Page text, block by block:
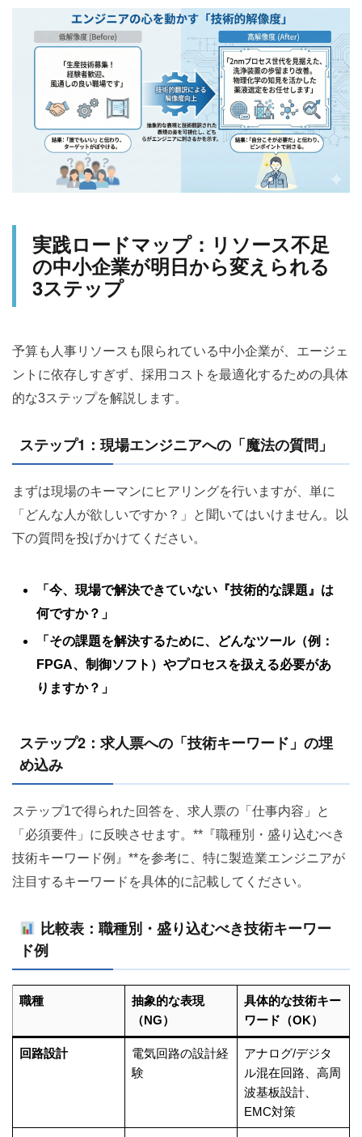
実践ロードマップ：リソース不足
の中小企業が明日から変えられる
3ステップ
予算も人事リソースも限られている中小企業が、エージェ
ントに依存しすぎず、採用コストを最適化するための具体
的な3ステップを解説します。
ステップ1：現場エンジニアへの「魔法の質問」
まずは現場のキーマンにヒアリングを行いますが、単に
「どんな人が欲しいですか？」と聞いてはいけません。以
下の質問を投げかけてください。
「今、現場で解決できていない『技術的な課題』は
何ですか？」
「その課題を解決するために、どんなツール（例：
FPGA、制御ソフト）やプロセスを扱える必要があ
りますか？」
ステップ2：求人票への「技術キーワード」の埋
め込み
ステップ1で得られた回答を、求人票の「仕事内容」と
「必須要件」に反映させます。**『職種別・盛り込むべき
技術キーワード例』**を参考に、特に製造業エンジニアが
注目するキーワードを具体的に記載してください。
比較表：職種別・盛り込むべき技術キーワー
ド例
職種
抽象的な表現
（NG）
具体的な技術キー
ワード（OK）
回路設計
電気回路の設計経
験
アナログ/デジタ
ル混在回路、高周
波基板設計、
EMC対策